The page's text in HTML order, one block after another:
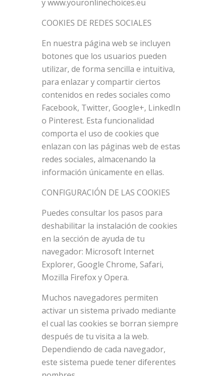
y www.youronlinechoices.eu
COOKIES DE REDES SOCIALES
En nuestra página web se incluyen
botones que los usuarios pueden
utilizar, de forma sencilla e intuitiva,
para enlazar y compartir ciertos
contenidos en redes sociales como
Facebook, Twitter, Google+, LinkedIn
o Pinterest. Esta funcionalidad
comporta el uso de cookies que
enlazan con las páginas web de estas
redes sociales, almacenando la
información únicamente en ellas.
CONFIGURACIÓN DE LAS COOKIES
Puedes consultar los pasos para
deshabilitar la instalación de cookies
en la sección de ayuda de tu
navegador: Microsoft Internet
Explorer, Google Chrome, Safari,
Mozilla Firefox y Opera.
Muchos navegadores permiten
activar un sistema privado mediante
el cual las cookies se borran siempre
después de tu visita a la web.
Dependiendo de cada navegador,
este sistema puede tener diferentes